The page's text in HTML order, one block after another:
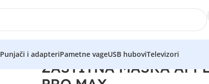
Punjači i adapteriPametne vageUSB huboviTelevizori
ZAŠTITNA MASKA